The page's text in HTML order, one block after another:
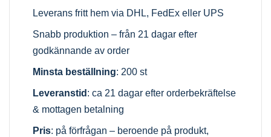
Leverans fritt hem via DHL, FedEx eller UPS
Snabb produktion – från 21 dagar efter
godkännande av order
Minsta beställning: 200 st
Leveranstid : ca 21 dagar efter orderbekräftelse
& mottagen betalning
Pris: på förfrågan – beroende på produkt,